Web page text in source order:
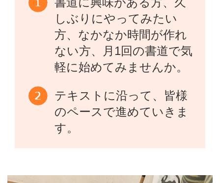
しぶりにやってみたい
方、なかなか時間が作れ
ない方、月1回の書道で気
軽に始めてみませんか。
テキストに沿って、皆様
のペースで進めていきま
す。